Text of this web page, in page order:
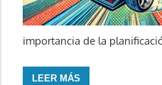
importancia de la
LEER MÁS